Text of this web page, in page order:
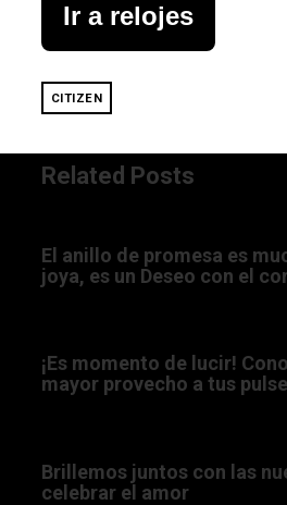
Ir a relojes
CITIZEN
Related Posts
El anillo de promesa es
joya, es un Deseo con el
¡Es momento de lucir!
mayor provecho a tus
Brillemos juntos con las
celebrar el amor